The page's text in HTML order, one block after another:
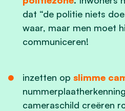
dat “de politie niets
waar, maar men moet
communiceren!
inzetten op slimme
cameraschild creëren